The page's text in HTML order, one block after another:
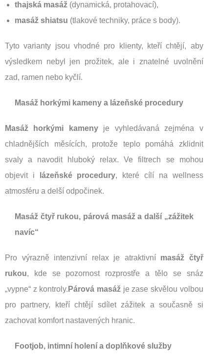
thajská masáž (dynamická, protahovací),
masáž shiatsu (tlakové techniky, práce s body).
Tyto varianty jsou vhodné pro klienty, kteří chtějí, aby
výsledkem nebyl jen prožitek, ale i znatelné uvolnění
zad, ramen nebo kyčlí.
Masáž horkými kameny a lázeňské procedury
Masáž horkými kamenyje vyhledávaná zejména v
chladnějších měsících, protože teplo pomáhá zklidnit
svaly a navodit hluboký relax. Ve filtrech se mohou
objevit i
lázeňské procedury, které cílí na wellness
atmosféru a delší odpočinek.
Masáž čtyř rukou, párová masáž a další „zážitek
navíc“
Pro výrazně intenzivní relax je atraktivní masáž čtyř
rukou, kde se pozornost rozprostře a tělo se snáz
„vypne“ z kontroly. Párová masážje zase skvělou volbou
pro partnery, kteří chtějí sdílet zážitek a současně si
zachovat komfort nastavených hranic.
Footjob, intimní holení a doplňkové služby